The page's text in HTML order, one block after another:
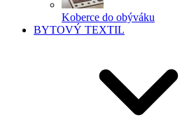
Koberce do obýváku
BYTOVÝ TEXTIL